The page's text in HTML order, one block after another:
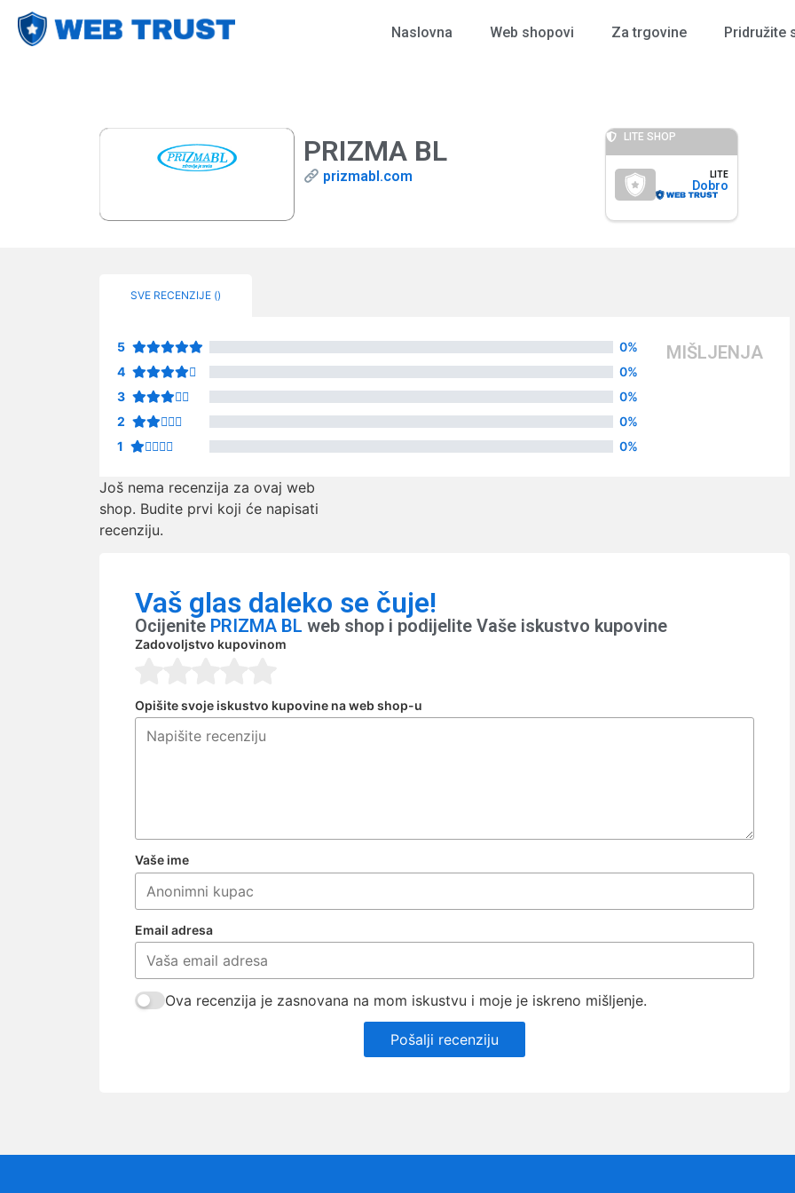
Naslovna Web shopovi Za trgovine Pridružite
PRIZMA BL
prizmabl.com
LITE SHOP
LITE
Dobro
SVE RECENZIJE ()
5
0%
4
0%
3
0%
2
0%
1
0%
MIŠLJENJA
Još nema recenzija za ovaj web
shop. Budite prvi koji će napisati
recenziju.
Vaš glas daleko se čuje!
Ocijenite PRIZMA BL web shop i podijelite Vaše iskustvo kupovine
Zadovoljstvo kupovinom
Opišite svoje iskustvo kupovine na web shop-u
Vaše ime
Email adresa
Ova recenzija je zasnovana na mom iskustvu i moje je iskreno mišljenje.
Pošalji recenziju